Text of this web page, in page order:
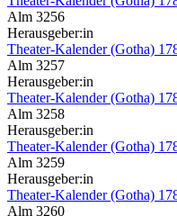
Alm 3256
Herausgeber:in
Theater-Kalender (Gotha)
Alm 3257
Herausgeber:in
Theater-Kalender (Gotha)
Alm 3258
Herausgeber:in
Theater-Kalender (Gotha)
Alm 3259
Herausgeber:in
Theater-Kalender (Gotha)
Alm 3260